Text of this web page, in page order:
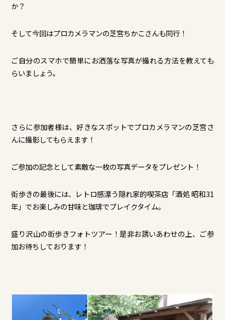
か？
そして今回はプロカメラマンの芝宮ちかこさんも同行！
ご自分のスマホで簡単にお洒落な写真が撮れる方法を教えても
らいましょう。
さらに参加者様は、好きなスポットでプロカメラマンの芝宮さ
んに撮影してもらえます！
ご参加の記念として素敵な一枚の写真データをプレゼント！
街歩きの最後には、レトロ感漂う隠れ家的喫茶店「酒処 昭和31
年」でお楽しみの甘味と珈琲でブレイクタイム。
盛り沢山の街歩きフォトツアー！是非お誘いあわせの上、ご参
加お待ちしております！